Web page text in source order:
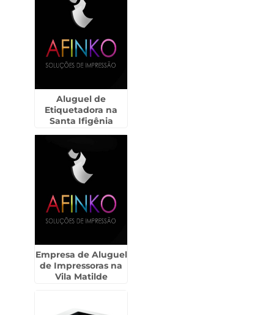
Aluguel de
Etiquetadora na
Santa Ifigênia
Empresa de Aluguel
de Impressoras na
Vila Matilde